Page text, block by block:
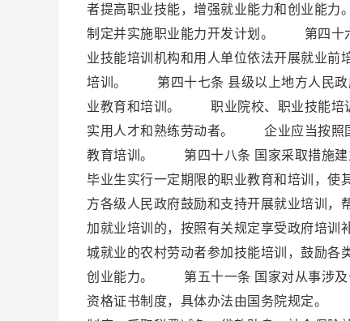
者提高职业技能，增强就业能力和创业能
制定并实施职业能力开发计划。 第四十六
业技能培训机构和用人单位依法开展就业前
培训。 第四十七条 县级以上地方人民政
业教育和培训。 职业院校、职业技能培训
实用人才和熟练劳动者。 企业应当按照国
教育培训。 第四十八条 国家采取措施建
毕业生实行一定期限的职业教育和培训，
方各级人民政府鼓励和支持开展就业培训，
加就业培训的，按照有关规定享受政府培
城就业的农村劳动者参加技能培训，鼓励各
创业能力。 第五十一条 国家对从事涉及
资格证书制度，具体办法由国务院规定